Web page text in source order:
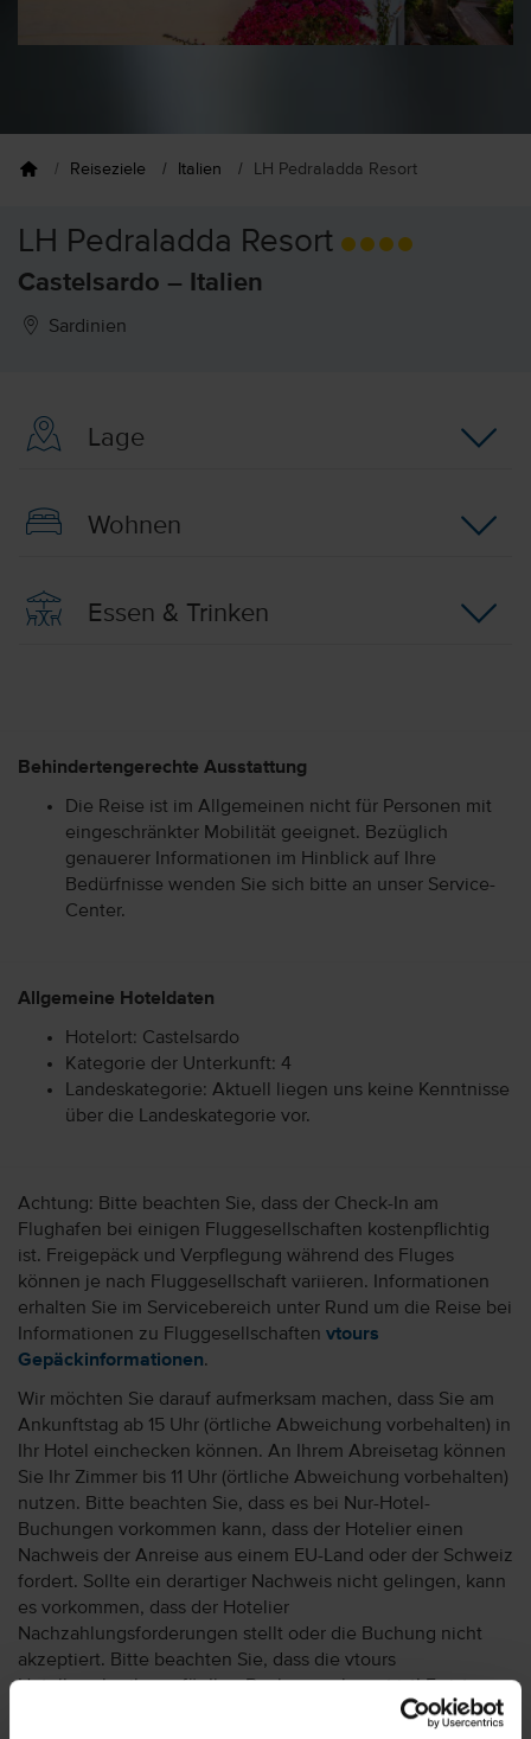
Reiseziele Italien LH Pedraladda Resort
LH Pedraladda Resort
Castelsardo – Italien
Sardinien
Lage
Wohnen
Essen & Trinken
Behindertengerechte Ausstattung
Die Reise ist im Allgemeinen nicht für Personen mit
eingeschränkter Mobilität geeignet. Bezüglich
genauerer Informationen im Hinblick auf Ihre
Bedürfnisse wenden Sie sich bitte an unser Service-
Center.
Allgemeine Hoteldaten
Hotelort: Castelsardo
Kategorie der Unterkunft: 4
Landeskategorie: Aktuell liegen uns keine Kenntnisse
über die Landeskategorie vor.
Achtung: Bitte beachten Sie, dass der Check-In am
Flughafen bei einigen Fluggesellschaften kostenpflichtig
ist. Freigepäck und Verpflegung während des Fluges
können je nach Fluggesellschaft variieren. Informationen
erhalten Sie im Servicebereich unter Rund um die Reise bei
Informationen zu Fluggesellschaften vtours
Gepäckinformationen.
Wir möchten Sie darauf aufmerksam machen, dass Sie am
Ankunftstag ab 15 Uhr (örtliche Abweichung vorbehalten) in
Ihr Hotel einchecken können. An Ihrem Abreisetag können
Sie Ihr Zimmer bis 11 Uhr (örtliche Abweichung vorbehalten)
nutzen. Bitte beachten Sie, dass es bei Nur-Hotel-
Buchungen vorkommen kann, dass der Hotelier einen
Nachweis der Anreise aus einem EU-Land oder der Schweiz
fordert. Sollte ein derartiger Nachweis nicht gelingen, kann
es vorkommen, dass der Hotelier
Nachzahlungsforderungen stellt oder die Buchung nicht
akzeptiert. Bitte beachten Sie, dass die vtours
Hotelbeschreibung für Ihre Buchung relevant ist! Es ist
möglich, dass in Einzelfällen nicht alle Veranstalter